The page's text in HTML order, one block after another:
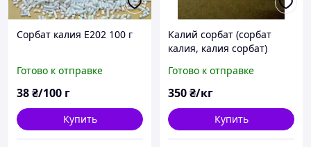
Сорбат калия E202 100 г
Готово к отправке
38₴/100 г
Купить
Калий сорбат (сорбат
калия, калия сорбат)
Готово к отправке
350₴/кг
Купить